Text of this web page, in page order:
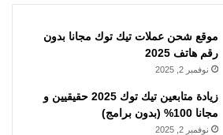
موقع شحن عملات تيك توك مجانا بدون
رقم هاتف 2025
نوفمبر 2, 2025
زيادة متابعين تيك توك 2025 حقيقيين و
مجانا 100% (بدون برامج)
نوفمبر 2, 2025